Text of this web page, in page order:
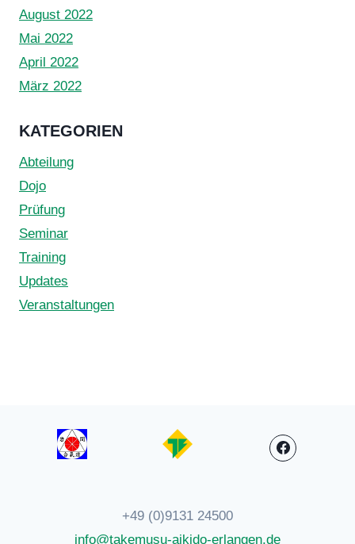
August 2022
Mai 2022
April 2022
März 2022
KATEGORIEN
Abteilung
Dojo
Prüfung
Seminar
Training
Updates
Veranstaltungen
+49 (0)9131 24500
info@takemusu-aikido-erlangen.de